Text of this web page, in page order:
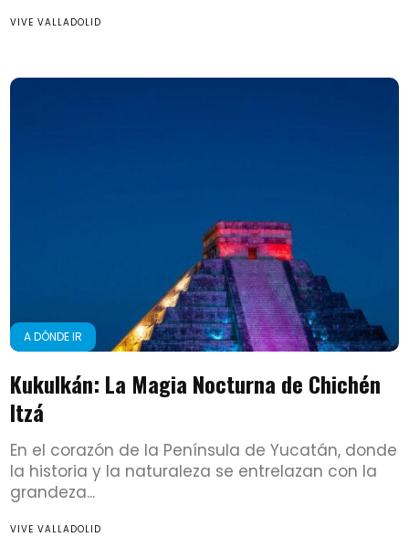
VIVE VALLADOLID
A DÓNDE IR
Kukulkán: La Magia Nocturna de Chichén
Itzá
En el corazón de la Península de Yucatán, donde
la historia y la naturaleza se entrelazan con la
grandeza...
VIVE VALLADOLID